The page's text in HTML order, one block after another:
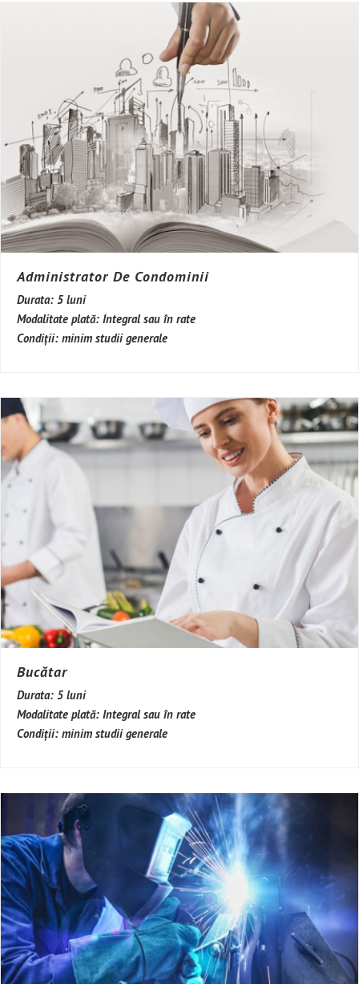
Administrator De Condominii
Durata: 5 luni
Modalitate plată: Integral sau în rate
Condiții: minim studii generale
Bucătar
Durata: 5 luni
Modalitate plată: Integral sau în rate
Condiții: minim studii generale